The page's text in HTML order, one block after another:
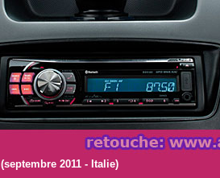
(septembre 2011 - Italie)